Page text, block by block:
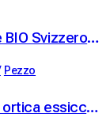
Shiitake BIO Svizzero 20g
Pezzo
Semi di ortica essiccati (20g)